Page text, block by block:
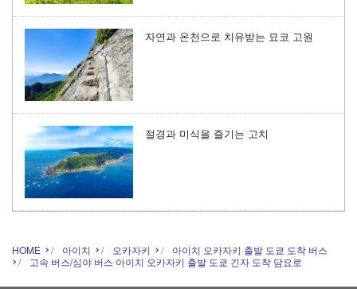
자연과 온천으로 치유받는 묘코 고원
절경과 미식을 즐기는 고치
HOME 아이치 오카자키
아이치 오카자키 출발 도쿄 도착 버스
고속 버스/심야 버스 아이치 오카자키 출발 도쿄 긴자 도착 담요로